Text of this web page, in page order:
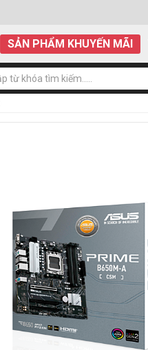
SẢN PHẨM KHUYẾN MÃI